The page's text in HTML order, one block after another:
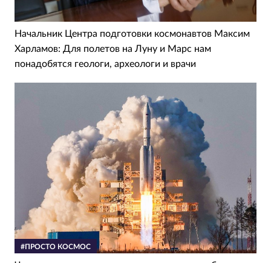
Начальник Центра подготовки космонавтов Максим
Харламов: Для полетов на Луну и Марс нам
понадобятся геологи, археологи и врачи
#ПРОСТО КОСМОС